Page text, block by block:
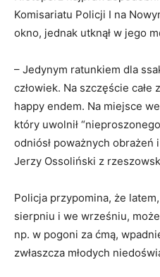
Komisariatu Policji I na
okno, jednak utknął w jego
– Jedynym ratunkiem dla
człowiek. Na szczęście całe
happy endem. Na miejsce
który uwolnił
odniósł poważnych obrażeń
Jerzy Ossoliński z
Policja przypomina, że
sierpniu i we wrześniu,
np. w pogoni za ćmą,
zwłaszcza młodych